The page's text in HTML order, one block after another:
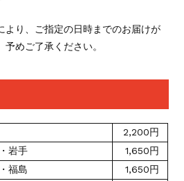
より、ご指定の日時までのお届けが
めご了承ください。
2,200円
岩手
1,650円
福島
1,650円